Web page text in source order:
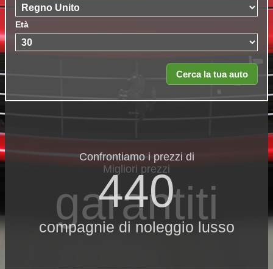
Età
Confrontiamo i prezzi di
440
compagnie di noleggio lusso
Migliori prezzi
garantiti